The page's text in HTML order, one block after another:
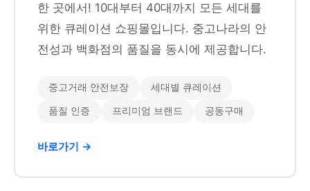
한 곳에서! 10대부터 40대까지 모든 세대를
위한 큐레이션 쇼핑몰입니다. 중고나라의 안
전성과 백화점의 품질을 동시에 제공합니다.
중고거래 안전보장 세대별 큐레이션
품질 인증 프리미엄 브랜드 공동구매
바로가기 →